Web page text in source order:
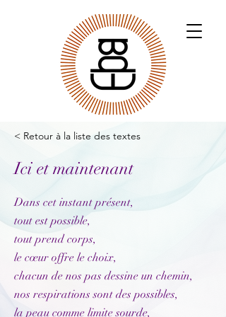
< Retour à la liste des textes
Ici et maintenant
Dans cet instant présent,
tout est possible,
tout prend corps,
le cœur offre le choix,
chacun de nos pas dessine un chemin,
nos respirations sont des possibles,
la peau comme limite sourde,